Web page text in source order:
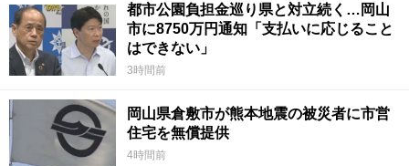
都市公園負担金巡り県と対立続く…岡山
市に8750万円通知「支払いに応じること
はできない」
3時間前
岡山県倉敷市が熊本地震の被災者に市営
住宅を無償提供
4時間前